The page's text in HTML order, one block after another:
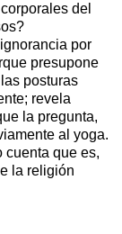
del
por
presupone
posturas
revela
la pregunta,
al yoga.
cuenta que es,
la religión